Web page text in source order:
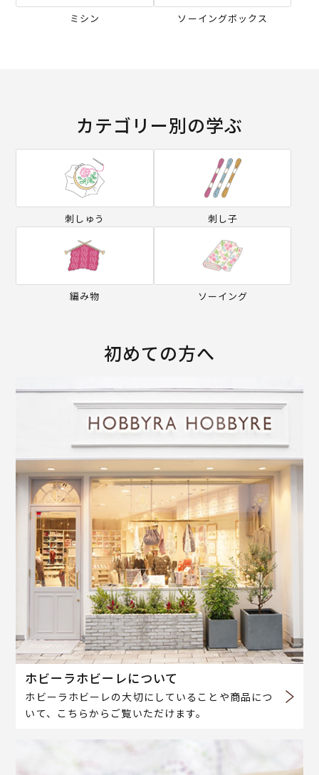
ミシン ソーイングボックス
カテゴリー別の学ぶ
刺しゅう 刺し子
編み物 ソーイング
初めての方へ
ホビーラホビーレについて
ホビーラホビーレの大切にしていることや商品につ
いて、こちらからご覧いただけます。